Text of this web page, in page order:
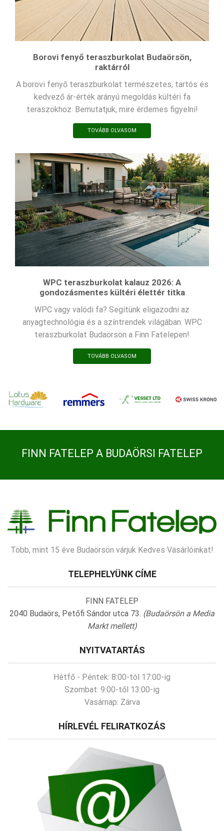
Borovi fenyő teraszburkolat Budaörsön,
raktárról
A borovi fenyő teraszburkolat természetes, tartós és
kedvező ár-érték arányú megoldás kültéri fa
teraszokhoz. Bemutatjuk, mire érdemes figyelni!
TOVÁBB OLVASOM
WPC teraszburkolat kalauz 2026: A
gondozásmentes kültéri élettér titka
WPC vagy valódi fa? Segítünk eligazodni az
anyagtechnológia és a színtrendek világában. WPC
teraszburkolat Budaörsön a Finn Fatelepen!
TOVÁBB OLVASOM
FINN FATELEP A BUDAÖRSI FATELEP
Több, mint 15 éve Budaörsön várjuk Kedves Vásárlóinkat!
TELEPHELYÜNK CÍME
FINN FATELEP
2040 Budaörs, Petőfi Sándor utca 73. (Budaörsön a Media
Markt mellett)
NYITVATARTÁS
Hétfő - Péntek: 8:00-tól 17:00-ig
Szombat: 9:00-től 13:00-ig
Vasárnap: Zárva
HÍRLEVÉL FELIRATKOZÁS